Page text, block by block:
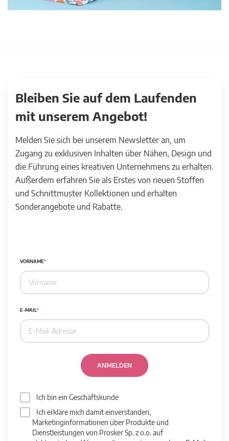
Bleiben Sie auf dem Laufenden
mit unserem Angebot!
Melden Sie sich bei unserem Newsletter an, um
Zugang zu exklusiven Inhalten über Nähen, Design und
die Führung eines kreativen Unternehmens zu erhalten.
Außerdem erfahren Sie als Erstes von neuen Stoffen
und Schnittmuster Kollektionen und erhalten
Sonderangebote und Rabatte.
VORNAME
E-MAIL
ANMELDEN
Ich bin ein Geschäftskunde
Ich erkläre mich damit einverstanden,
Marketinginformationen über Produkte und
Dienstleistungen von Prosker Sp. z o.o. auf